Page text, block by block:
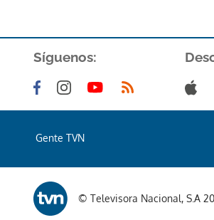
Síguenos:
Gente TVN
© Televisora Nacional, S.A